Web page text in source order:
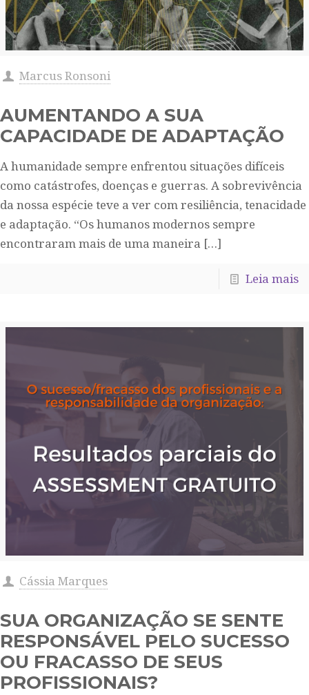
Marcus Ronsoni
AUMENTANDO A SUA
CAPACIDADE DE ADAPTAÇÃO
A humanidade sempre enfrentou situações difíceis
como catástrofes, doenças e guerras. A sobrevivência
da nossa espécie teve a ver com resiliência, tenacidade
e adaptação. “Os humanos modernos sempre
encontraram mais de uma maneira […]
Leia mais
Cássia Marques
SUA ORGANIZAÇÃO SE SENTE
RESPONSÁVEL PELO SUCESSO
OU FRACASSO DE SEUS
PROFISSIONAIS?